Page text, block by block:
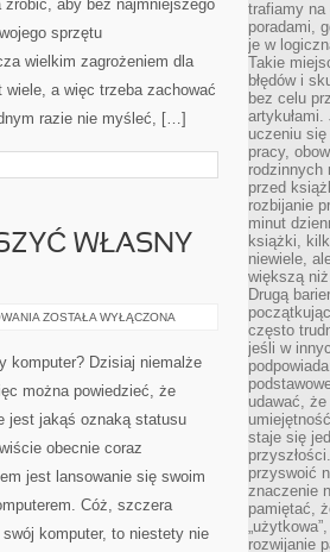
aby bez najmniejszego
sprzętu
wielkim zagrożeniem dla
a więc trzeba zachować
razie nie myśleć, […]
WŁASNY
JAK
ZWIĘKSZYĆ
WŁASNY
ZOSTAŁA WYŁĄCZONA
komputer? Dzisiaj niemalże
można powiedzieć, że
jest jakąś oznaką statusu
obecnie coraz
jest lansowanie się swoim
Cóż, szczera
komputer, to niestety nie
trafiamy na
poradami,
je w
Takie
błędów i
bez celu
uczeniu
pracy,
rodzinnych
przed
rozbijanie
minut
książki,
niewiele,
większą
Drugą
często
jeśli w
udawać,
staje się
przyswoić
znaczenie
pamiętać,
rozwijanie